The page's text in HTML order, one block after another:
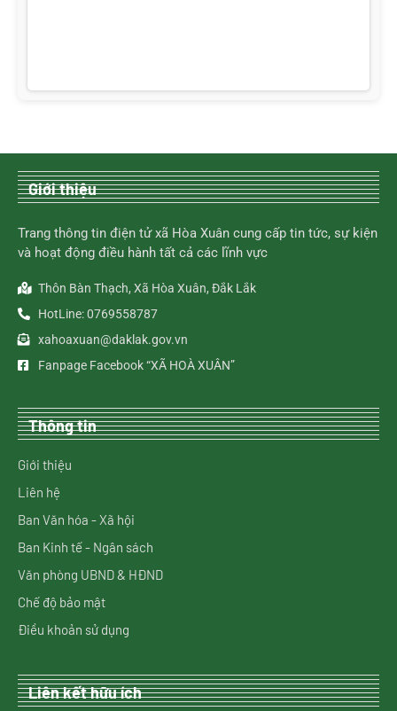
Giới thiệu
Trang thông tin điện tử xã Hòa Xuân cung cấp tin tức, sự kiện
và hoạt động điều hành tất cả các lĩnh vực
Thôn Bàn Thạch, Xã Hòa Xuân, Đắk Lắk
HotLine: 0769558787
xahoaxuan@daklak.gov.vn
Fanpage Facebook “XÃ HOÀ XUÂN”
Thông tin
Giới thiệu
Liên hệ
Ban Văn hóa - Xã hội
Ban Kinh tế - Ngân sách
Văn phòng UBND & HĐND
Chế độ bảo mật
Điều khoản sử dụng
Liên kết hữu ích